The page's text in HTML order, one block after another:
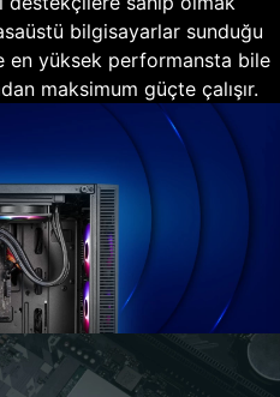
bilgisayarlar sunduğu
en yüksek performansta bile
maksimum güçte çalışır.